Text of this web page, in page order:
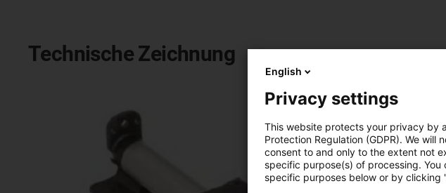
Technische Zeichnung
English
Privacy settings
This website protects your privacy by
Protection Regulation (GDPR). We
consent to and only to the extent not
specific purpose(s) of processing.
specific purposes below or by clicking